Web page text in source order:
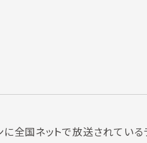
全国ネットで放送されてい